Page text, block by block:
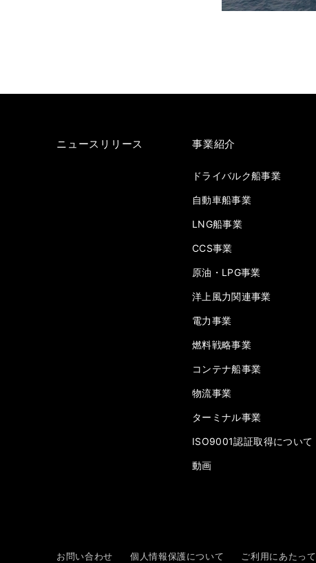
ニュースリリース 事業紹介
ドライバルク船事業
自動車船事業
LNG船事業
CCS事業
原油・LPG事業
洋上風力関連事業
電力事業
燃料戦略事業
コンテナ船事業
物流事業
ターミナル事業
ISO9001認証取得について
動画
お問い合わせ 個人情報保護について ご利用にあたって